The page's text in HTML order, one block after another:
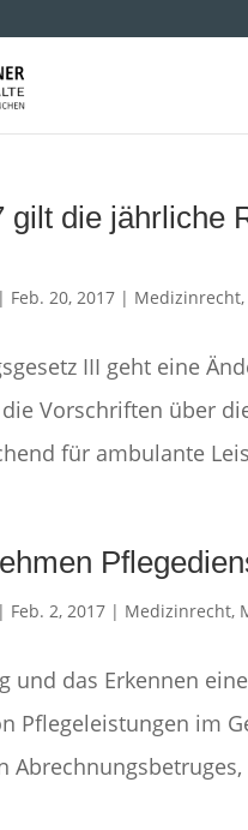
gilt die jährliche
| Feb. 20, 2017 | Medizinrecht,
III geht eine
Vorschriften über
für ambulante
| Feb. 2, 2017 | Medizinrecht,
und das Erkennen
Pflegeleistungen im